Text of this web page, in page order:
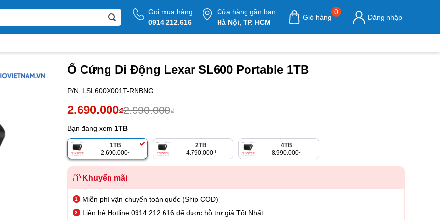
Gọi mua hàng
0914.212.616
Cửa hàng gần bạn
Hà Nội, TP. HCM
Giỏ hàng
0
Đăng nhập
Ổ Cứng Di Động Lexar SL600 Portable 1TB
P/N: LSL600X001T-RNBNG
2.990.000₫
Giá
gốc
là:
2.990.000₫.
2.690.000₫
Giá
hiện
tại
là:
2.690.000₫.
Bạn đang xem 1TB
1TB
2.690.000₫
2TB
4.790.000₫
4TB
8.990.000₫
Khuyến mãi
Miễn phí vận chuyển toàn quốc (Ship COD)
Liên hệ Hotline 0914 212 616 để được hỗ trợ giá Tốt Nhất